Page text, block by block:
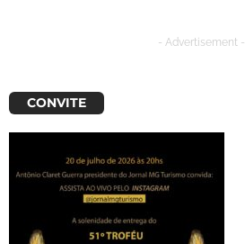
- Advertisement -
CONVITE